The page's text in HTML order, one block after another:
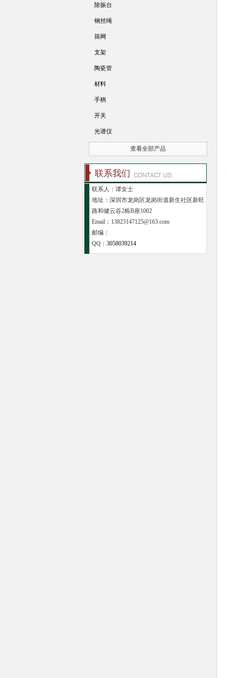
除振台
钢丝绳
筛网
支架
陶瓷管
材料
手柄
开关
光谱仪
查看全部产品
联系我们
联系人：谭女士
地址：深圳市龙岗区龙岗街道新生社区新旺
路和健云谷2栋B座1002
Email：13823147125@163.com
邮编：
QQ： 3058039214